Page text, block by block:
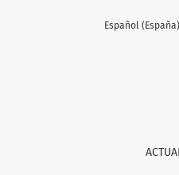
Estudio de
Cambiar el
Español (España)